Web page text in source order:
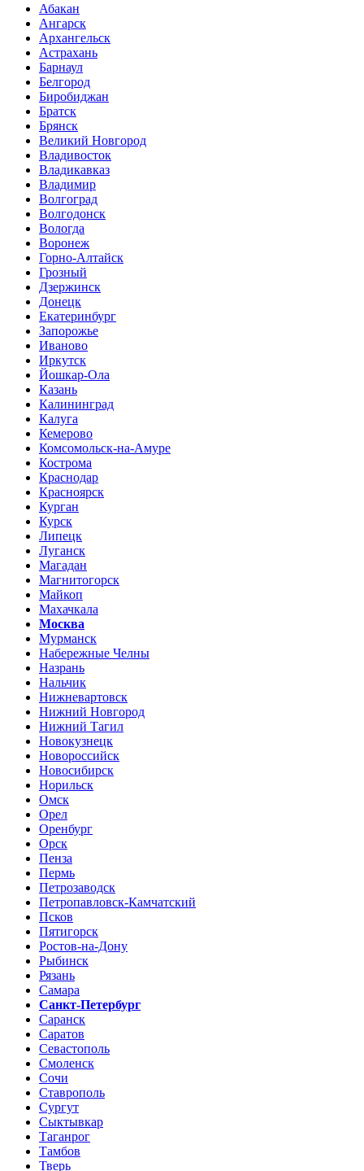
Абакан
Ангарск
Архангельск
Астрахань
Барнаул
Белгород
Биробиджан
Братск
Брянск
Великий Новгород
Владивосток
Владикавказ
Владимир
Волгоград
Волгодонск
Вологда
Воронеж
Горно-Алтайск
Грозный
Дзержинск
Донецк
Екатеринбург
Запорожье
Иваново
Иркутск
Йошкар-Ола
Казань
Калининград
Калуга
Кемерово
Комсомольск-на-Амуре
Кострома
Краснодар
Красноярск
Курган
Курск
Липецк
Луганск
Магадан
Магнитогорск
Майкоп
Махачкала
Москва
Мурманск
Набережные Челны
Назрань
Нальчик
Нижневартовск
Нижний Новгород
Нижний Тагил
Новокузнецк
Новороссийск
Новосибирск
Норильск
Омск
Орел
Оренбург
Орск
Пенза
Пермь
Петрозаводск
Петропавловск-Камчатский
Псков
Пятигорск
Ростов-на-Дону
Рыбинск
Рязань
Самара
Санкт-Петербург
Саранск
Саратов
Севастополь
Смоленск
Сочи
Ставрополь
Сургут
Сыктывкар
Таганрог
Тамбов
Тверь